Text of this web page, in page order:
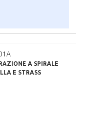
A SPIRALE
E STRASS